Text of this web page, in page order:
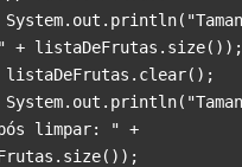
listaDeFrutas.size());
limpar: " +